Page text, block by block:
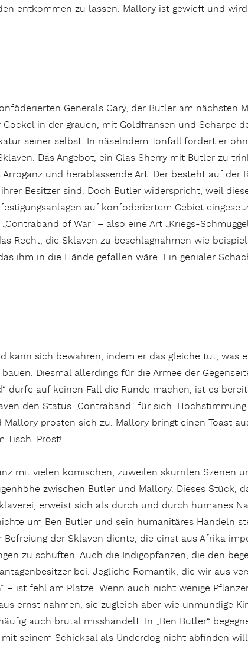
entkommen zu lassen. Mallory ist gewieft und wird
Generals Cary, der Butler am nächsten
in der grauen, mit Goldfransen und Schärpe
seiner selbst. In näselndem Tonfall fordert er
Das Angebot, ein Glas Sherry mit Butler zu
und herablassende Art. Der besteht auf der
Besitzer sind. Doch Butler widerspricht, weil
auf konföderiertem Gebiet
of War“ – also eine Art „Kriegs-
Recht, die Sklaven zu beschlagnahmen wie
ihm in die Hände gefallen wäre. Ein genialer
kann sich bewähren, indem er das gleiche tut, was
Diesmal allerdings für die Armee der
dürfe auf keinen Fall die Runde machen, ist es
den Status „Contraband“ für sich.
prosten sich zu. Mallory bringt einen Toast
Tisch. Prost!
mit vielen komischen, zuweilen skurrilen Szenen
zwischen Butler und Mallory. Dieses Stück,
erweist sich als durch und durch humanes
um Ben Butler und sein humanitäres Handeln
der Sklaven diente, die einst aus Afrika
zu schuften. Auch die Indigopfanzen, die den
bei. Jegliche Romantik, die wir aus
– ist fehl am Platze. Wenn auch nicht wenige
ernst nahmen, sie zugleich aber wie unmündige
auch brutal misshandelt. In „Ben Butler“
seinem Schicksal als Underdog nicht abfinden